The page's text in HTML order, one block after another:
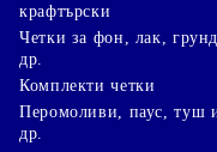
крафтърски
Четки за фон, лак,
др.
Комплекти четки
Перомоливи, паус, туш
др.